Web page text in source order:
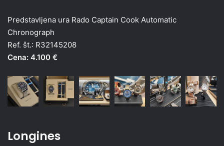
Predstavljena ura Rado Captain Cook Automatic
Chronograph
Ref. št.: R32145208
Cena: 4.100 €
Longines